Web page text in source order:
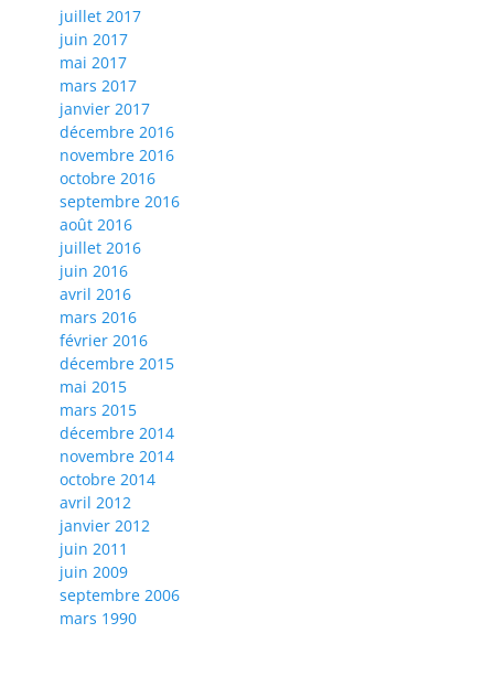
juillet 2017
juin 2017
mai 2017
mars 2017
janvier 2017
décembre 2016
novembre 2016
octobre 2016
septembre 2016
août 2016
juillet 2016
juin 2016
avril 2016
mars 2016
février 2016
décembre 2015
mai 2015
mars 2015
décembre 2014
novembre 2014
octobre 2014
avril 2012
janvier 2012
juin 2011
juin 2009
septembre 2006
mars 1990